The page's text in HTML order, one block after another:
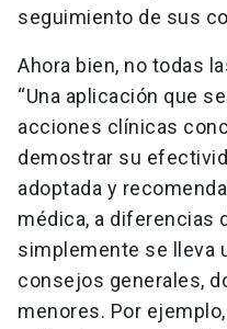
seguimiento de sus
Ahora bien, no todas
“Una aplicación que
acciones clínicas
demostrar su
adoptada y
médica, a diferencias
simplemente se lleva
consejos generales,
menores. Por